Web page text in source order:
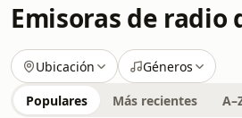
Emisoras de radio
Ubicación Géneros
Populares Más recientes